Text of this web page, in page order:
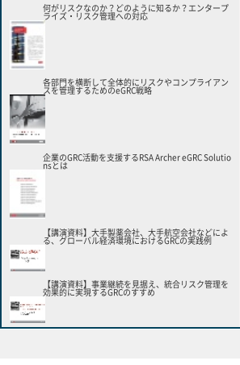
何がリスクなのか？どのように知るか？エンタープ
ライズ・リスク管理への対応
各部門を横断して全体的にリスクやコンプライアン
スを管理するためのeGRC戦略
企業のGRC活動を支援するRSA Archer eGRC Solutio
nsとは
【講演資料】大手製薬会社、大手航空会社などによ
る、グローバル経済環境におけるGRCの実践例
【講演資料】事業継続を見据え、統合リスク管理を
効果的に実現するGRCのすすめ